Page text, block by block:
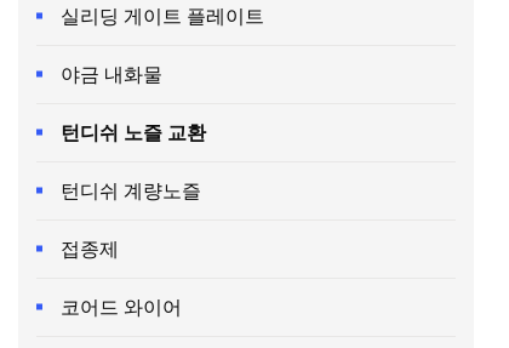
실리딩 게이트 플레이트
야금 내화물
턴디쉬 노즐 교환
턴디쉬 계량노즐
접종제
코어드 와이어